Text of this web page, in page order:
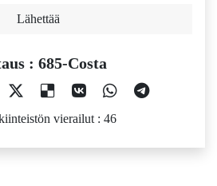
Lähettää
: 685-Costa
vierailut : 46